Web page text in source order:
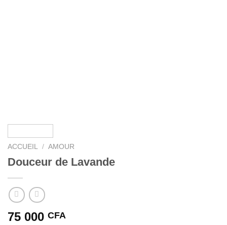
ACCUEIL / AMOUR
Douceur de Lavande
75 000 CFA